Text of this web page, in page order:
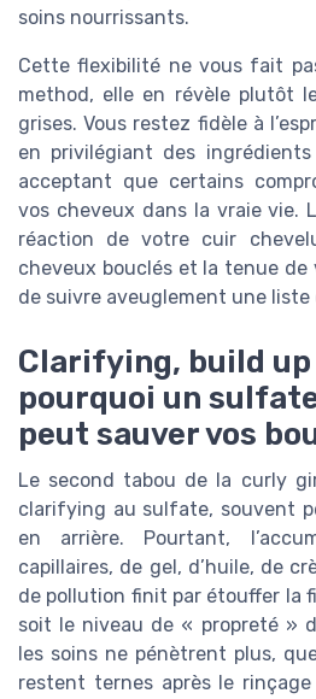
soins nourrissants.
Cette flexibilité ne vous fait
method, elle en révèle plutôt
grises. Vous restez fidèle à
en privilégiant des
acceptant que certains
vos cheveux dans la vraie vie.
réaction de votre cuir
cheveux bouclés et la tenue
de suivre aveuglement une liste
Clarifying, build
pourquoi un
peut sauver vos
Le second tabou de la curly
clarifying au sulfate, souvent
en arrière. Pourtant,
capillaires, de gel, d’huile, de
de pollution finit par étouffer la
soit le niveau de « propreté »
les soins ne pénètrent plus,
restent ternes après le